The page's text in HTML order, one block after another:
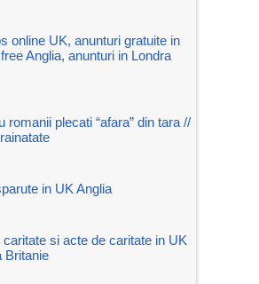
online UK, anunturi gratuite in
Anglia, anunturi in Londra
romanii plecati “afara” din tara //
in UK Anglia
si acte de caritate in UK
Britanie